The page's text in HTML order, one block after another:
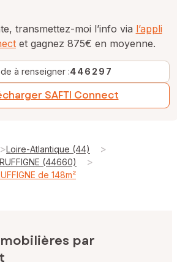
transmettez-moi l’info via l’appli
et gagnez 875€ en moyenne.
à renseigner :446297
SAFTI Connect
>Loire-Atlantique (44) >
(44660) >
de 148m²
par